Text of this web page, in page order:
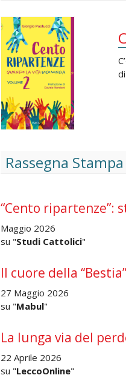
Rassegna Stampa
“Cento ripartenze”:
Maggio 2026
su "Studi Cattolici"
Il cuore della
27 Maggio 2026
su "Mabul"
La lunga via del
22 Aprile 2026
su "LeccoOnline"